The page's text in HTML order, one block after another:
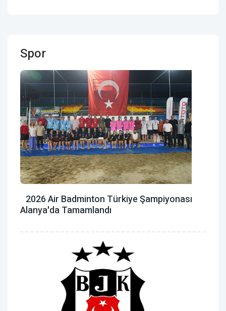
Spor
2026 Air Badminton Türkiye Şampiyonası
Alanya'da Tamamlandı